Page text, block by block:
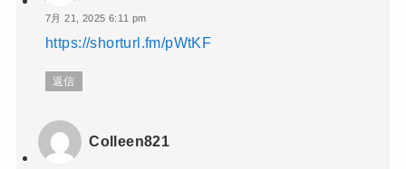
7月 21, 2025 6:11 pm
https://shorturl.fm/pWtKF
返信
Colleen821